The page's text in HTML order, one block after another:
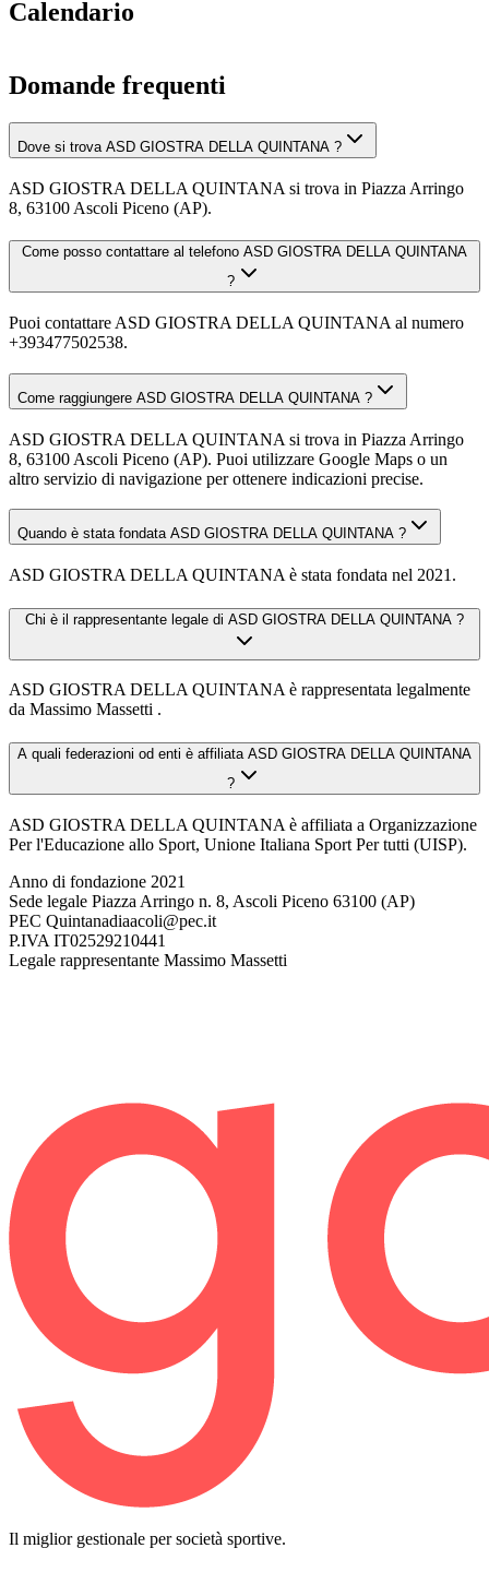
Calendario
Domande frequenti
Dove si trova ASD GIOSTRA DELLA QUINTANA ?
ASD GIOSTRA DELLA QUINTANA si trova in Piazza Arringo
8, 63100 Ascoli Piceno (AP).
Come posso contattare al telefono ASD GIOSTRA DELLA QUINTANA
?
Puoi contattare ASD GIOSTRA DELLA QUINTANA al numero
+393477502538.
Come raggiungere ASD GIOSTRA DELLA QUINTANA ?
ASD GIOSTRA DELLA QUINTANA si trova in Piazza Arringo
8, 63100 Ascoli Piceno (AP). Puoi utilizzare Google Maps o un
altro servizio di navigazione per ottenere indicazioni precise.
Quando è stata fondata ASD GIOSTRA DELLA QUINTANA ?
ASD GIOSTRA DELLA QUINTANA è stata fondata nel 2021.
Chi è il rappresentante legale di ASD GIOSTRA DELLA QUINTANA ?
ASD GIOSTRA DELLA QUINTANA è rappresentata legalmente
da Massimo Massetti .
A quali federazioni od enti è affiliata ASD GIOSTRA DELLA QUINTANA
?
ASD GIOSTRA DELLA QUINTANA è affiliata a Organizzazione
Per l'Educazione allo Sport, Unione Italiana Sport Per tutti (UISP).
Anno di fondazione 2021
Sede legale Piazza Arringo n. 8, Ascoli Piceno 63100 (AP)
PEC Quintanadiaacoli@pec.it
P.IVA IT02529210441
Legale rappresentante Massimo Massetti
Il miglior gestionale per società sportive.